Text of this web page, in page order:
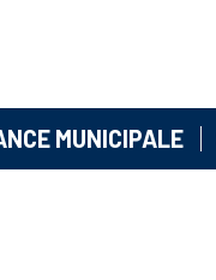
MUNICIPALE